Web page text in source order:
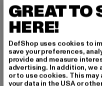
URBAN CLASSICS
11,99 EUR
Derzeitiger Preis: 11,99 EUR
14,99 EUR
GREAT TO
HERE!
DefShop uses cookies to
save your preferences,
provide and measure
advertising. In addition,
or to use cookies. This
your data in the USA or